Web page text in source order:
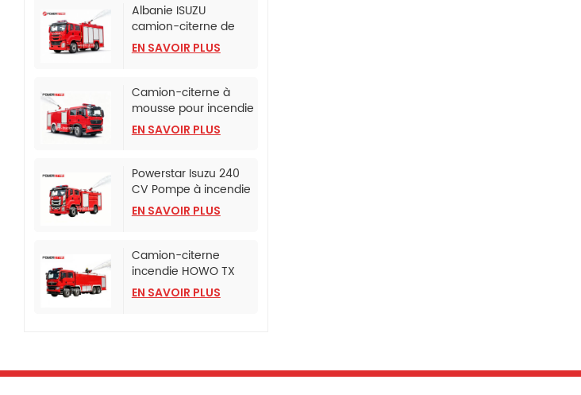
Albanie ISUZU
camion-citerne de
lutte contre l'incendie
à mousse
EN SAVOIR PLUS
Camion-citerne à
mousse pour incendie
monté sur camion
SINOTRUK HOWO TX
EN SAVOIR PLUS
Powerstar Isuzu 240
CV Pompe à incendie
d'urgence
EN SAVOIR PLUS
Camion-citerne
incendie HOWO TX
avec pompe incendie
CB10/120
EN SAVOIR PLUS